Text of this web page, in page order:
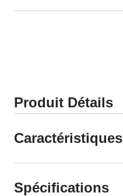
Produit Détails
Caractéristiques
Spécifications